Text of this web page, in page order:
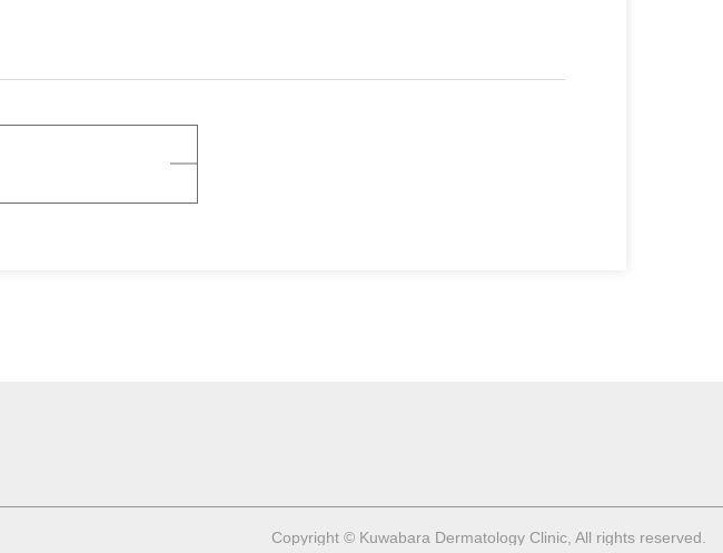
Copyright © Kuwabara Dermatology Clinic, All rights reserved.